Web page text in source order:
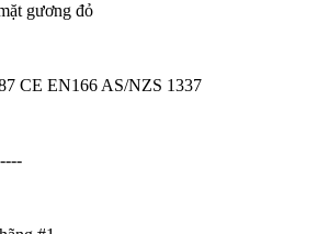
gương đỏ
CE EN166 AS/NZS 1337